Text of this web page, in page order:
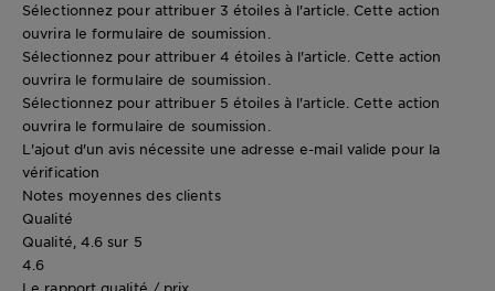
Sélectionnez pour attribuer 3 étoiles à l'article. Cette action
ouvrira le formulaire de soumission.
Sélectionnez pour attribuer 4 étoiles à l'article. Cette action
ouvrira le formulaire de soumission.
Sélectionnez pour attribuer 5 étoiles à l'article. Cette action
ouvrira le formulaire de soumission.
L'ajout d'un avis nécessite une adresse e-mail valide pour la
vérification
Notes moyennes des clients
Qualité
Qualité, 4.6 sur 5
4.6